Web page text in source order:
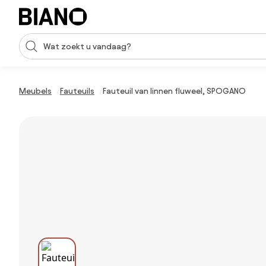
Navigatie overslaan, naar inhoud springen
Zoekopdracht invoeren
Meubels Fauteuils Fauteuil van linnen fluweel, SPOGANO